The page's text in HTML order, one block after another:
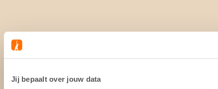
Jij bepaalt over jouw data